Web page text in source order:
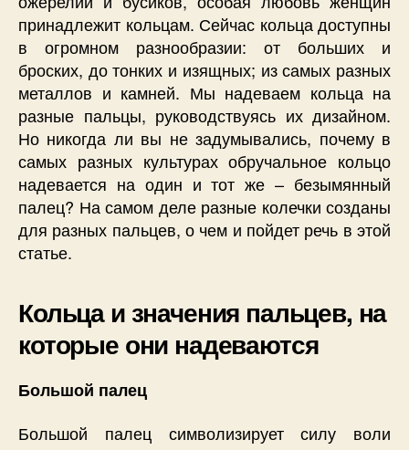
принадлежит кольцам. Сейчас кольца доступны
в огромном разнообразии: от больших и
броских, до тонких и изящных; из самых разных
металлов и камней. Мы надеваем кольца на
разные пальцы, руководствуясь их дизайном.
Но никогда ли вы не задумывались, почему в
самых разных культурах обручальное кольцо
надевается на один и тот же – безымянный
палец? На самом деле разные колечки созданы
для разных пальцев, о чем и пойдет речь в этой
статье.
Кольца и значения пальцев, на
которые они надеваются
Большой палец
Большой палец символизирует силу воли